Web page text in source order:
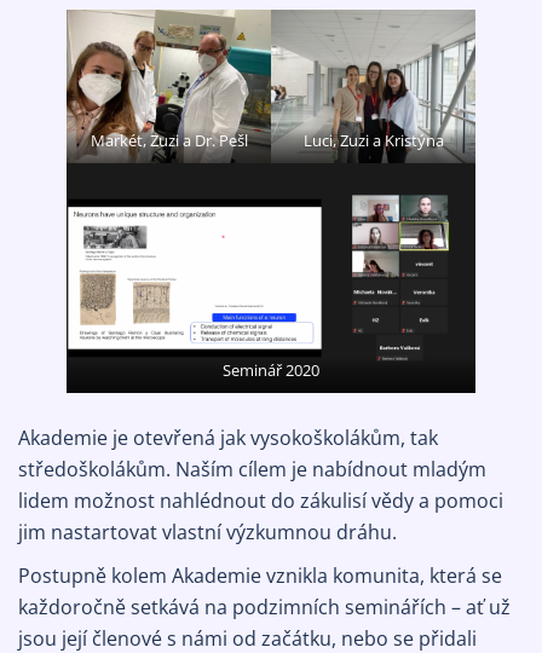
Markét, Zuzi a Dr. Pešl Luci, Zuzi a Kristýna
Seminář 2020
Akademie je otevřená jak vysokoškolákům, tak
středoškolákům. Naším cílem je nabídnout mladým
lidem možnost nahlédnout do zákulisí vědy a pomoci
jim nastartovat vlastní výzkumnou dráhu.
Postupně kolem Akademie vznikla komunita, která se
každoročně setkává na podzimních seminářích – ať už
jsou její členové s námi od začátku, nebo se přidali